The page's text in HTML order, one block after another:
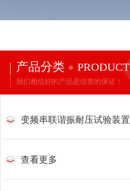
产品分类 PRODUCT
我们相信好的产品是信誉的保证！
变频串联谐振耐压试验装置
查看更多